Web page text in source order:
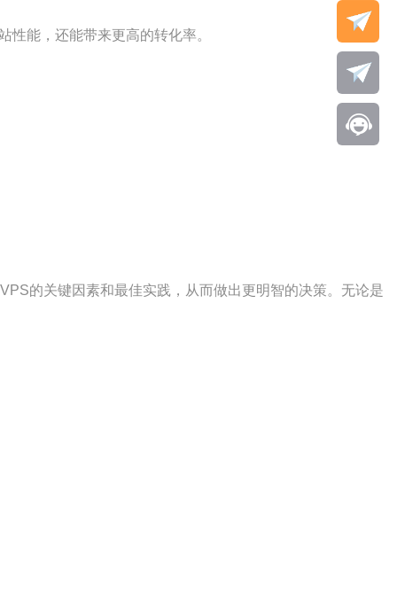
能，还能带来更高的转化率。
的关键因素和最佳实践，从而做出更明智的决策。无论是